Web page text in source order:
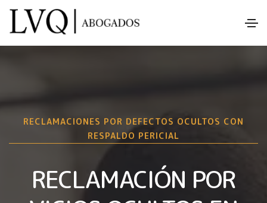
RECLAMACIONES POR DEFECTOS OCULTOS CON
RESPALDO PERICIAL
RECLAMACIÓN POR